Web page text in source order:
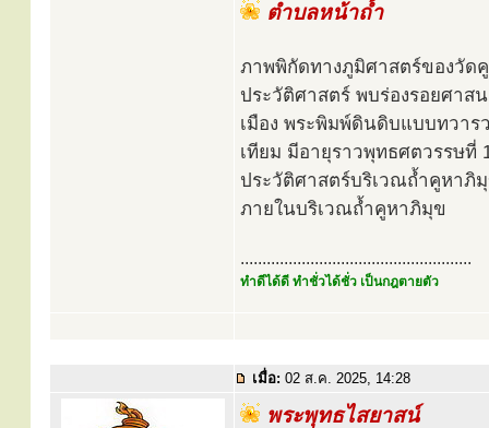
ตำบลหน้าถ้ำ
ภาพพิกัดทางภูมิศาสตร์ของวั
ประวัติศาสตร์ พบร่องรอยศาส
เมือง พระพิมพ์ดินดิบแบบทวา
เทียม มีอายุราวพุทธศตวรรษ
ประวัติศาสตร์บริเวณถ้ำคูหาภิ
ภายในบริเวณถ้ำคูหาภิมุข
.....................................................
ทำดีได้ดี ทำชั่วได้ชั่ว เป็นกฎตายตัว
เมื่อ: 02 ส.ค. 2025, 14:28
พระพุทธไสยาสน์